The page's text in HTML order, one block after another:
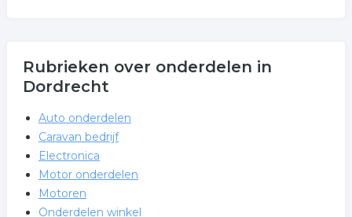
Rubrieken over onderdelen in
Dordrecht
Auto onderdelen
Caravan bedrijf
Electronica
Motor onderdelen
Motoren
Onderdelen winkel